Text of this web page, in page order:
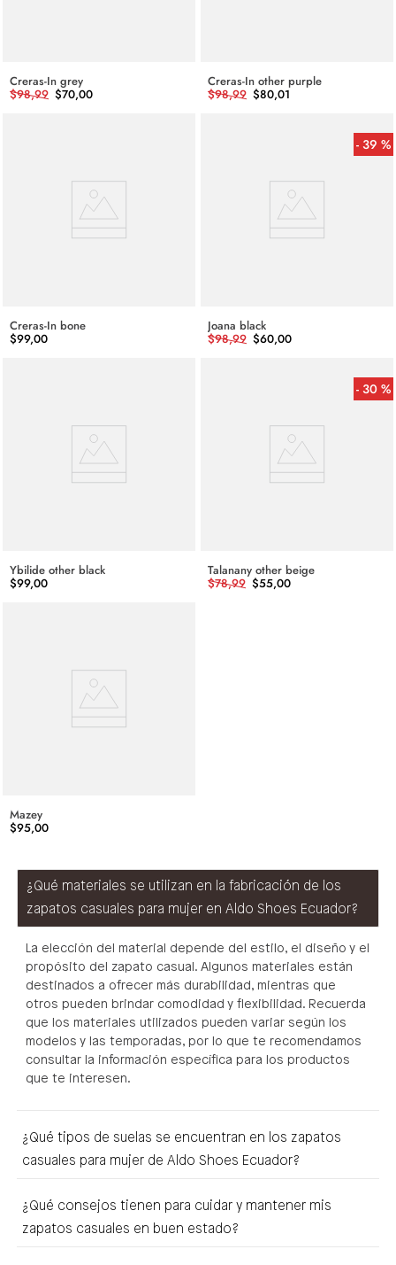
Creras-In grey
$98,99 $70,00
Creras-In other purple
$98,99 $80,01
Creras-In bone
$99,00
39 %
Joana black
$98,99 $60,00
Ybilide other black
$99,00
30 %
Talanany other beige
$78,99 $55,00
Mazey
$95,00
¿Qué materiales se utilizan en la fabricación de los
zapatos casuales para mujer en Aldo Shoes Ecuador?
La elección del material depende del estilo, el diseño y el
propósito del zapato casual. Algunos materiales están
destinados a ofrecer más durabilidad, mientras que
otros pueden brindar comodidad y flexibilidad. Recuerda
que los materiales utilizados pueden variar según los
modelos y las temporadas, por lo que te recomendamos
consultar la información específica para los productos
que te interesen.
¿Qué tipos de suelas se encuentran en los zapatos
casuales para mujer de Aldo Shoes Ecuador?
¿Qué consejos tienen para cuidar y mantener mis
zapatos casuales en buen estado?